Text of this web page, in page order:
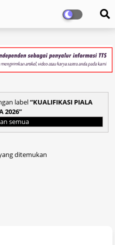
label KUALIFIKASI PIALA
2026
semua
ditemukan